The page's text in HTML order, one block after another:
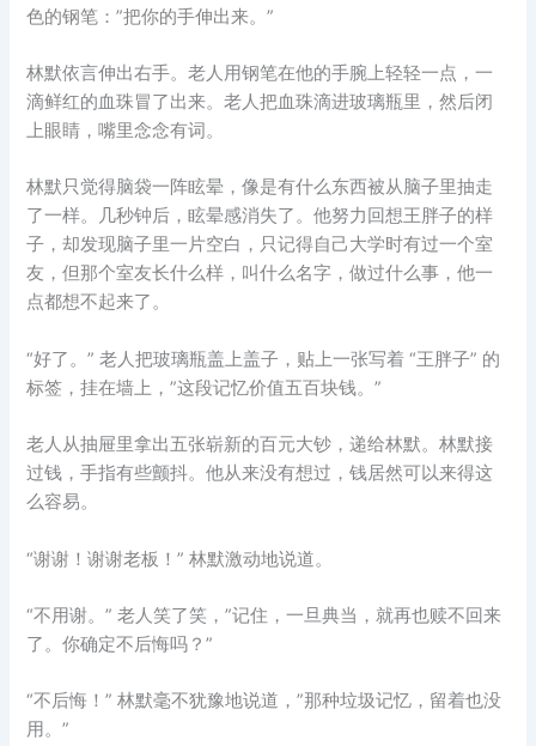
色的钢笔：”把你的手伸出来。”
林默依言伸出右手。老人用钢笔在他的手腕上轻轻一点，一
滴鲜红的血珠冒了出来。老人把血珠滴进玻璃瓶里，然后闭
上眼睛，嘴里念念有词。
林默只觉得脑袋一阵眩晕，像是有什么东西被从脑子里抽走
了一样。几秒钟后，眩晕感消失了。他努力回想王胖子的样
子，却发现脑子里一片空白，只记得自己大学时有过一个室
友，但那个室友长什么样，叫什么名字，做过什么事，他一
点都想不起来了。
“好了。” 老人把玻璃瓶盖上盖子，贴上一张写着 “王胖子” 的
标签，挂在墙上，”这段记忆价值五百块钱。”
老人从抽屉里拿出五张崭新的百元大钞，递给林默。林默接
过钱，手指有些颤抖。他从来没有想过，钱居然可以来得这
么容易。
“谢谢！谢谢老板！” 林默激动地说道。
“不用谢。” 老人笑了笑，”记住，一旦典当，就再也赎不回来
了。你确定不后悔吗？”
“不后悔！” 林默毫不犹豫地说道，”那种垃圾记忆，留着也没
用。”